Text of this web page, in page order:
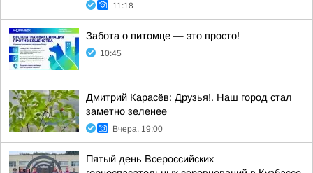
11:18
Забота о питомце — это просто!
10:45
Дмитрий Карасёв: Друзья!. Наш город стал
заметно зеленее
Вчера, 19:00
Пятый день Всероссийских